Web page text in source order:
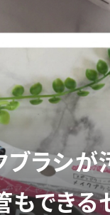
ブラシが
もでき